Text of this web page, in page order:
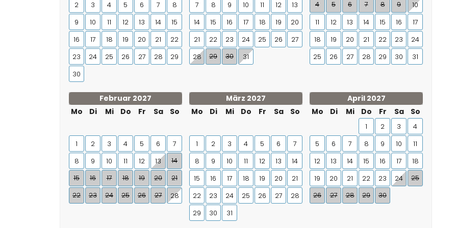
2 3 4 5 6 7
8
9
10 11 12 13 14
15
16
17 18 19 20 21
22
23
24 25 26 27 28
29
30
7 8 9 10 11 12
13
14
15 16 17 18 19
20
21
22 23 24 25 26
27
28
29 30 31
4 5 6 7 8 9
10
11
12 13 14 15 16
17
18
19 20 21 22 23
24
25
26 27 28 29 30 31
Februar 2027
Mo
Di Mi Do Fr Sa So
1 2 3 4 5 6
7
8
9 10 11 12 13
14
15
16 17 18 19 20
21
22
23 24 25 26 27 28
März 2027
Mo
Di Mi Do Fr Sa So
1 2 3 4 5 6
7
8
9 10 11 12 13
14
15
16 17 18 19 20
21
22
23 24 25 26 27
28
29
30 31
April 2027
Mo
Di Mi Do Fr Sa So
1 2 3
4
5
6 7 8 9 10
11
12
13 14 15 16 17
18
19
20 21 22 23 24
25
26
27 28 29 30